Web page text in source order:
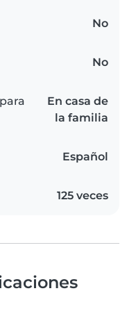
No
No
En casa de
la familia
Español
125 veces